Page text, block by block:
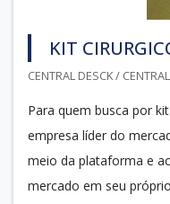
KIT
CENTRAL DESCK /
Para quem busca por
empresa líder do
meio da plataforma e
mercado em seu